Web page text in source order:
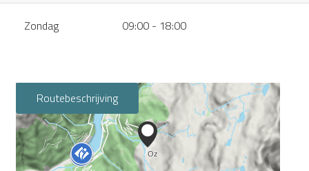
Zondag 09:00 - 18:00
Routebeschrijving